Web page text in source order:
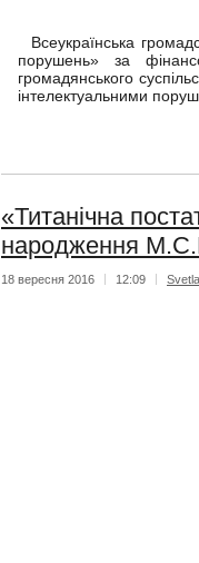
Всеукраїнська
порушень» за
громадянського
інтелектуальними
«Титанічна
народження
18 вересня 2016 12:09